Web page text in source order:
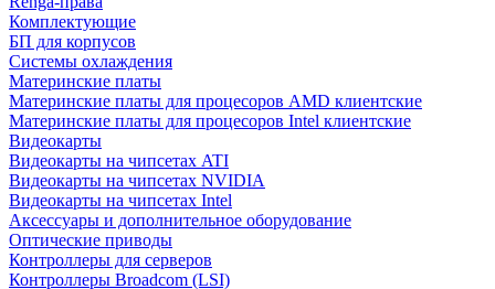
Комплектующие
БП для корпусов
Системы охлаждения
Материнские платы
Материнские платы для процесоров AMD клиентские
Материнские платы для процесоров Intel клиентские
Видеокарты
Видеокарты на чипсетах ATI
Видеокарты на чипсетах NVIDIA
Видеокарты на чипсетах Intel
Аксессуары и дополнительное оборудование
Оптические приводы
Контроллеры для серверов
Контроллеры Broadcom (LSI)